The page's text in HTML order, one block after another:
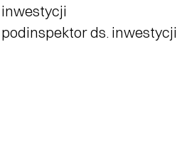
ds. inwestycji